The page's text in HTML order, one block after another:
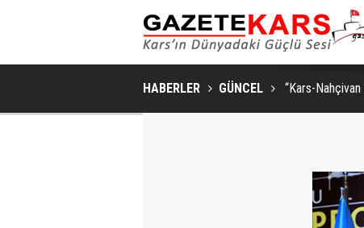
SAKIN VE ŞIK BIR YAŞAM ALANI İÇIN YATAK
HABERLER GÜNCEL “Kars-